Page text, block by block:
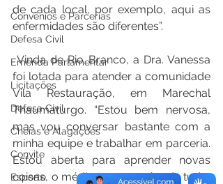
Convênios e Parcerias
Defesa Civil
Emenda Parlamentar
Licitações
Defesa Civil
Cheias e Alagações
Convite
Esporte
de cada local, por exemplo, aqui as
enfermidades são diferentes”.
Vinda de Rio Branco, a Dra. Vanessa
foi lotada para atender a comunidade
Vila Restauração, em Marechal
Thaumaturgo. “Estou bem nervosa,
mas vou conversar bastante com a
minha equipe e trabalhar em parceria.
Estou aberta para aprender novas
coisas, o médico nunca sabe de tudo,